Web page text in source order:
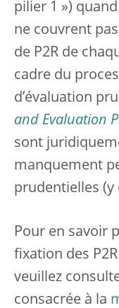
pilier 1 »)
ne couvrent
de P2R de
cadre du
d’évaluation
and Evaluation
sont
manquement
prudentielles (y
Pour en savoir
fixation des
veuillez
consacrée à la